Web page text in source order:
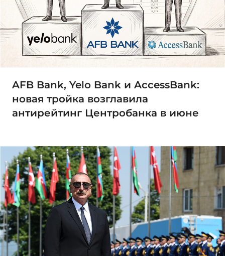
AFB Bank, Yelo Bank и AccessBank:
новая тройка возглавила
антирейтинг Центробанка в июне